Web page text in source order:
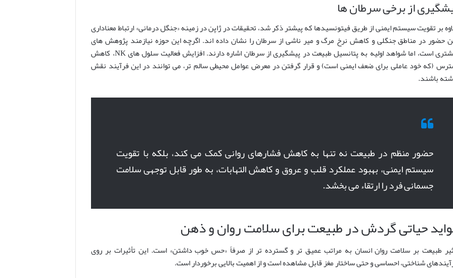
از برخی سرطان ها
بر تقویت سیستم ایمنی از طریق فیتونسیدها که پیشتر ذکر شد، تحقیقات در ژاپن در زمینه «جنگل درمانی» ارتباط معناداری
حضور در مناطق جنگلی و کاهش نرخ مرگ و میر ناشی از سرطان را نشان داده اند. اگرچه این حوزه نیازمند پژوهش های
بیشتری است، اما شواهد اولیه به پتانسیل طبیعت در پیشگیری از سرطان اشاره دارند. افزایش فعالیت سلول های NK، کاهش
(که خود عاملی برای ضعف ایمنی است) و قرار گرفتن در معرض عوامل محیطی سالم تر، می توانند در این فرآیند نقش
باشند.
حضور منظم در طبیعت نه تنها به کاهش فشارهای روانی کمک می کند، بلکه با تقویت
سیستم ایمنی، بهبود عملکرد قلب و عروق و کاهش التهابات، به طور قابل توجهی سلامت
جسمانی فرد را ارتقاء می بخشد.
حیاتی گردش در طبیعت برای سلامت روان و ذهن
طبیعت بر سلامت روان انسان به مراتب عمیق تر و گسترده تر از صرفاً «حس خوب داشتن» است. این تأثیرات بر روی
شناختی، احساسی و حتی ساختار مغز قابل مشاهده است و از اهمیت بالایی برخوردار است.